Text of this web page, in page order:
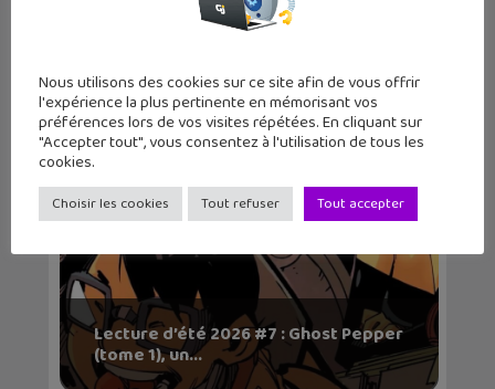
Victor Wembanyama sur la jaquette
mondiale de NBA...
Lecture d’été 2026 #7 : Ghost Pepper
(tome 1), un...
Nous utilisons des cookies sur ce site afin de vous offrir
l'expérience la plus pertinente en mémorisant vos
préférences lors de vos visites répétées. En cliquant sur
"Accepter tout", vous consentez à l'utilisation de tous les
cookies.
Choisir les cookies Tout refuser Tout accepter